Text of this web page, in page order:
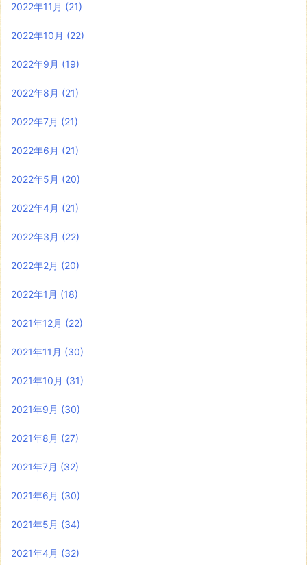
2022年11月 (21)
2022年10月 (22)
2022年9月 (19)
2022年8月 (21)
2022年7月 (21)
2022年6月 (21)
2022年5月 (20)
2022年4月 (21)
2022年3月 (22)
2022年2月 (20)
2022年1月 (18)
2021年12月 (22)
2021年11月 (30)
2021年10月 (31)
2021年9月 (30)
2021年8月 (27)
2021年7月 (32)
2021年6月 (30)
2021年5月 (34)
2021年4月 (32)